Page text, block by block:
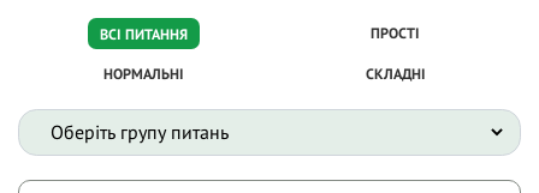
ВСІ ПИТАННЯ ПРОСТІ
НОРМАЛЬНІ СКЛАДНІ